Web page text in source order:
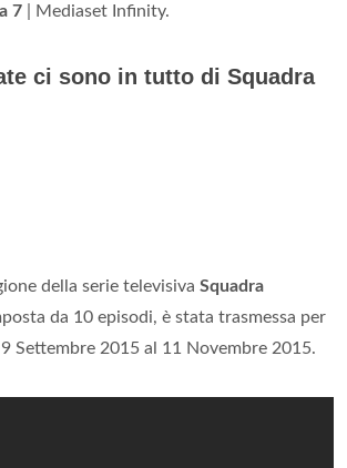
7 | Mediaset Infinity.
ci sono in tutto di Squadra
della serie televisiva Squadra
da 10 episodi, è stata trasmessa per
Settembre 2015 al 11 Novembre 2015.